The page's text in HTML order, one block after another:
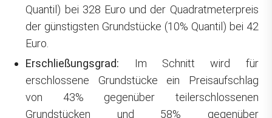
Quantil) bei 328 Euro und der Quadratmeterpreis
der günstigsten Grundstücke (10% Quantil) bei 42
Euro.
Erschließungsgrad: Im Schnitt wird für
erschlossene Grundstücke ein Preisaufschlag
von 43% gegenüber teilerschlossenen
Grundstücken und 58% gegenüber